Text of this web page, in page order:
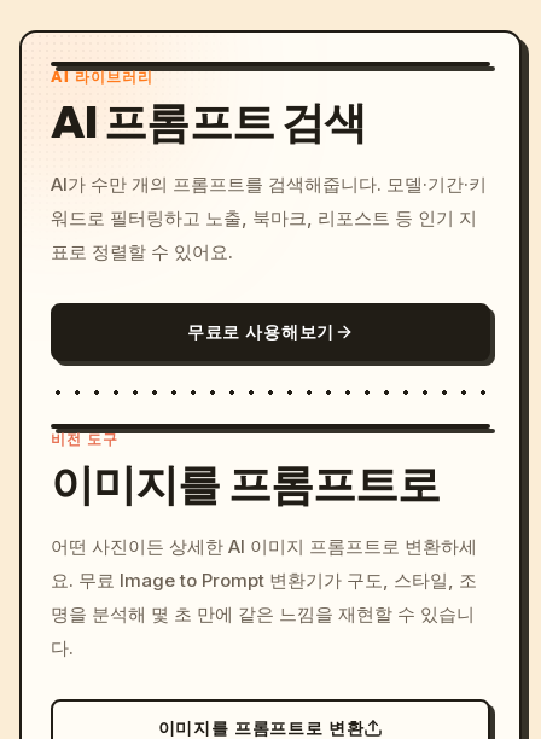
AI 라이브러리
AI 프롬프트 검색
AI가 수만 개의 프롬프트를 검색해줍니다. 모델·기간·키
워드로 필터링하고 노출, 북마크, 리포스트 등 인기 지
표로 정렬할 수 있어요.
무료로 사용해보기
c, cyberpunk sunset, neon
colors, 8k --v 6.0
비전 도구
이미지를 프롬프트로
어떤 사진이든 상세한 AI 이미지 프롬프트로 변환하세
요. 무료 Image to Prompt 변환기가 구도, 스타일, 조
명을 분석해 몇 초 만에 같은 느낌을 재현할 수 있습니
다.
이미지를 프롬프트로 변환